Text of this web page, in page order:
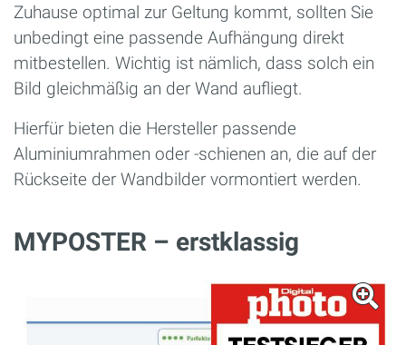
Zuhause optimal zur Geltung kommt, sollten Sie
unbedingt eine passende Aufhängung direkt
mitbestellen. Wichtig ist nämlich, dass solch ein
Bild gleichmäßig an der Wand aufliegt.
Hierfür bieten die Hersteller passende
Aluminiumrahmen oder -schienen an, die auf der
Rückseite der Wandbilder vormontiert werden.
MYPOSTER – erstklassig